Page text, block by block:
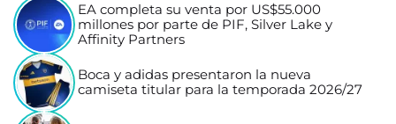
EA completa su venta por US$55.000
millones por parte de PIF, Silver Lake y
Affinity Partners
Boca y adidas presentaron la nueva
camiseta titular para la temporada 2026/27